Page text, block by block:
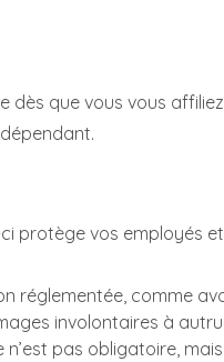
dès que vous vous
protège vos employés
réglementée, comme
involontaires à
pas obligatoire,